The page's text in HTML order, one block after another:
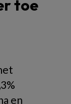
toe
en